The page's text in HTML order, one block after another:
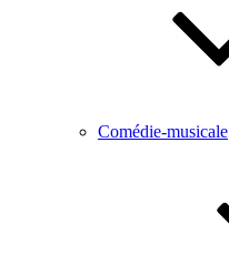
Comédie-musicale